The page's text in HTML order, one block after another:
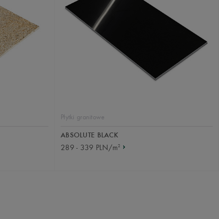
Płytki granitowe
ABSOLUTE BLACK
289 - 339 PLN/m2